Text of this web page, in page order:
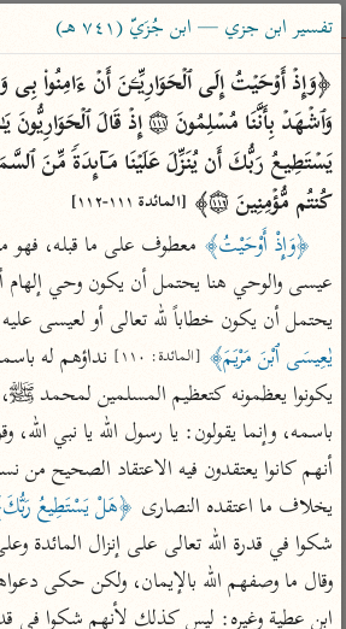
ساهم معنا في نشر القرآن والعلم
الباحث القرآني
بحث تفسير علوم
2 or more characters for results.
Type 1 or more
characters for results.
أمّهات
تفسير الطبري
تفسير ابن كثير
تفسير القرطبي
تفسير البغوي
جمع الأقوال
تفسير ابن الجوزي
عامّة
فتح البيان للقنوجي
فتح القدير للشوكاني
تفسير ابن جزي
موسوعات
تفسير الآلوسي
تفسير الرازي
تفسير ابن جزي — ابن جُزَيّ (٧٤١ هـ)
كُنتُم مُّؤۡمِنِینَ ۝١١٢﴾
[المائدة ١١١-١١٢]
﴿وَإِذْ أَوْحَيْتُ﴾
عيسى والوحي هنا يحتمل أن يكون وحي
يحتمل أن يكون خطاباً لله تعالى أو لعيسى
يٰعِيسَى ٱبْنَ مَرْيَمَ﴾ [المائدة: ١١٠]
يخلاف ما اعتقده النصارى ﴿هَلْ يَسْتَطِيعُ